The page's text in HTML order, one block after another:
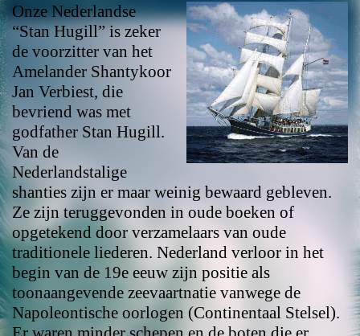
Onze Nederlandse
“Stan Hugill” is zeker
de voorzitter van het
Amelander Shantykoor
Jan Verbiest, die
bevriend was met
godfather Stan Hugill.
Van de
Nederlandstalige
shanties zijn er maar weinig bewaard gebleven.
Ze zijn teruggevonden in oude boeken of
opgetekend door verzamelaars van oude
traditionele liederen. Nederland verloor in het
begin van de 19e eeuw zijn positie als
toonaangevende zeevaartnatie vanwege de
Napoleontische oorlogen (Continentaal Stelsel).